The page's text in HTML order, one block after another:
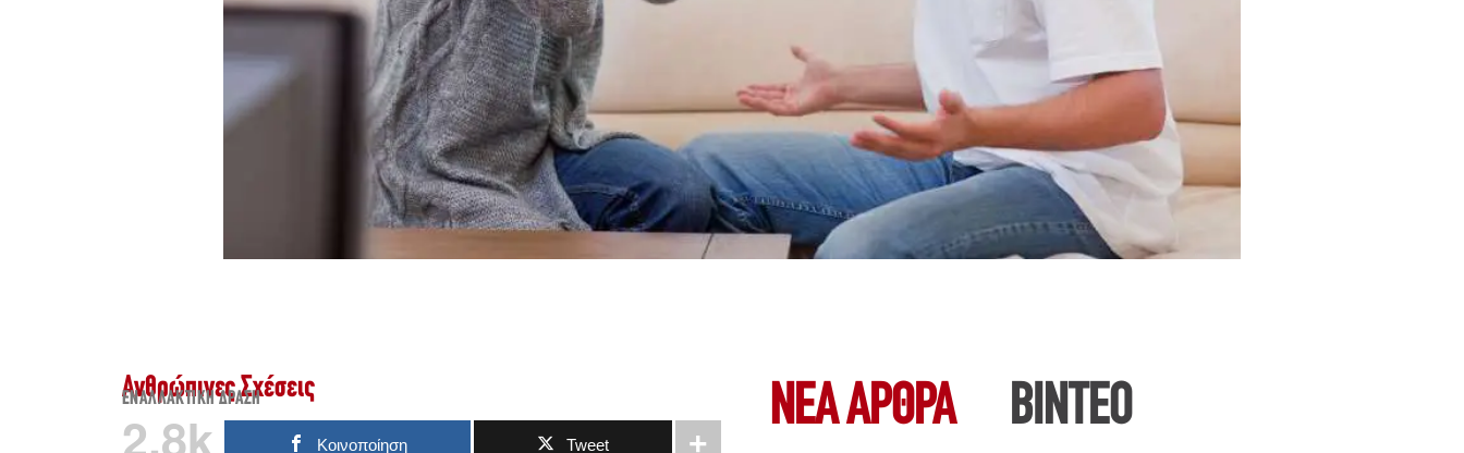
Ανθρώπινες Σχέσεις
ΕΝΑΛΛΑΚΤΙΚΉ ΔΡΆΣΗ
2.8k Κοινοποίηση Tweet
ΝΕΑ ΆΡΘΡΑ ΒΙΝΤΕΟ